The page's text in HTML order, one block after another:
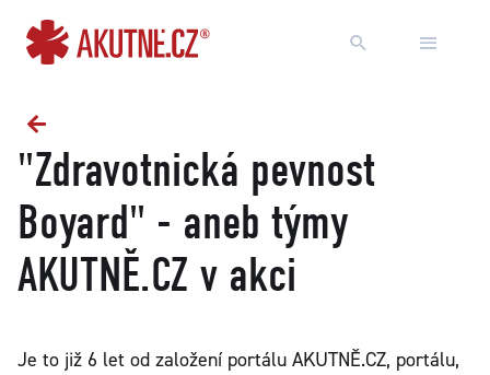
"Zdravotnická pevnost
Boyard" - aneb týmy
AKUTNĚ.CZ v akci
Je to již 6 let od založení portálu AKUTNĚ.CZ, portálu,